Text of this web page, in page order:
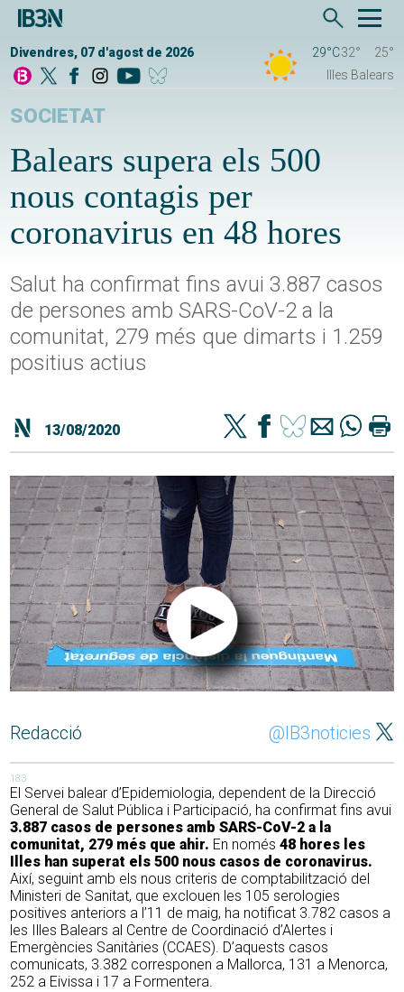
Divendres, 07 d'agost de 2026 29°C32°
25°
Illes Balears
SOCIETAT
Balears supera els 500
nous contagis per
coronavirus en 48 hores
Salut ha confirmat fins avui 3.887 casos
de persones amb SARS-CoV-2 a la
comunitat, 279 més que dimarts i 1.259
positius actius
13/08/2020
Redacció @IB3noticies
183
El Servei balear d’Epidemiologia, dependent de la Direcció
General de Salut Pública i Participació, ha confirmat fins avui
3.887 casos de persones amb SARS-CoV-2 a la
comunitat, 279 més que ahir. En només48 hores les
Illes han superat els 500 nous casos de coronavirus.
Així, seguint amb els nous criteris de comptabilització del
Ministeri de Sanitat, que exclouen les 105 serologies
positives anteriors a l’11 de maig, ha notificat 3.782 casos a
les Illes Balears al Centre de Coordinació d’Alertes i
Emergències Sanitàries (CCAES). D’aquests casos
comunicats, 3.382 corresponen a Mallorca, 131 a Menorca,
252 a Eivissa i 17 a Formentera.